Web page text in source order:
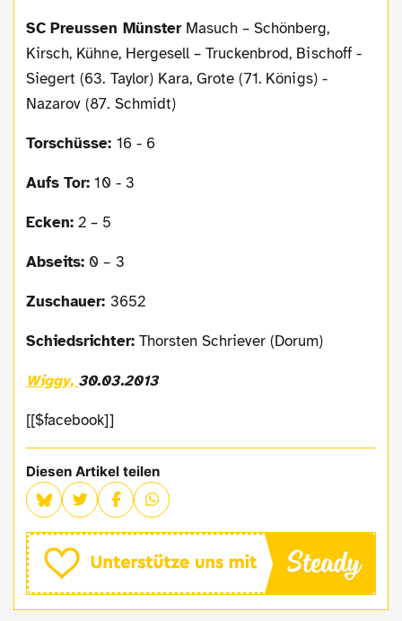
SC Preussen MünsterMasuch – Schönberg,
Kirsch, Kühne, Hergesell – Truckenbrod, Bischoff -
Siegert (63. Taylor) Kara, Grote (71. Königs) -
Nazarov (87. Schmidt)
Torschüsse: 16 - 6
Aufs Tor: 10 - 3
Ecken: 2 – 5
Abseits: 0 – 3
Zuschauer: 3652
Schiedsrichter: Thorsten Schriever (Dorum)
Wiggy, 30.03.2013
[[$facebook]]
Diesen Artikel teilen